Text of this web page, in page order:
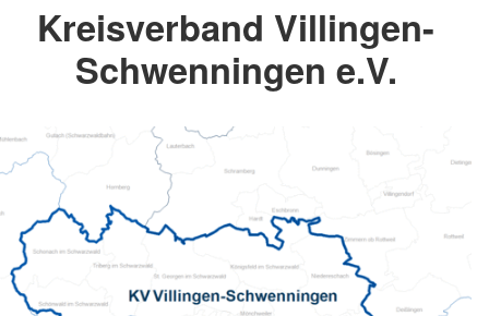
Kreisverband Villingen-
Schwenningen e.V.